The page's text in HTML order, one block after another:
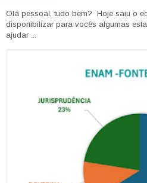
Olá pessoal, tudo bem? Hoje saiu o
disponibilizar para vocês algumas
ajudar ...